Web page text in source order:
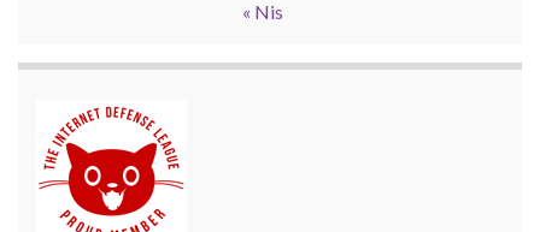
« Nis